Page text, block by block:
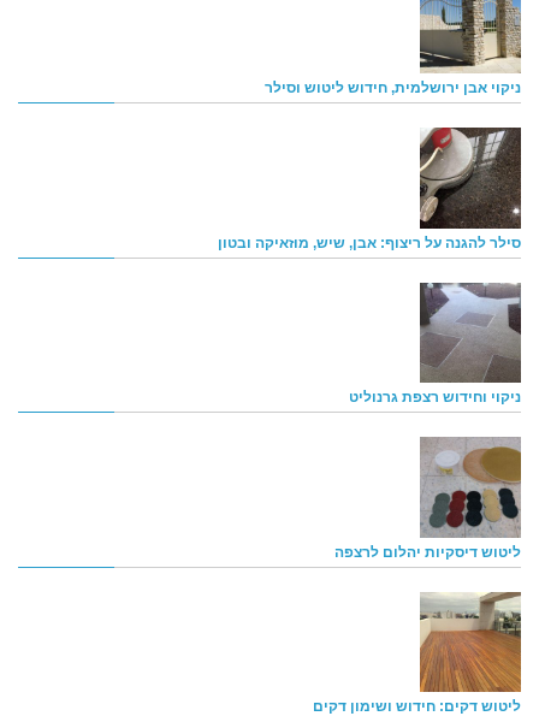
ניקוי אבן ירושלמית, חידוש ליטוש וסילר
סילר להגנה על ריצוף: אבן, שיש, מוזאיקה ובטון
ניקוי וחידוש רצפת גרנוליט
ליטוש דיסקיות יהלום לרצפה
ליטוש דקים: חידוש ושימון דקים